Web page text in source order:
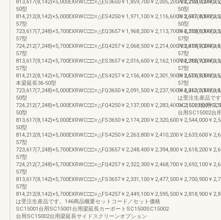
813,617(8,142)×5,000EXRWC□□○△ES3650￥1,859,700￥2,005,200￥2,230,000￥
50型
814,212(8,142)×5,000EXRWC□□○△ES4250￥1,971,100￥2,116,600￥2,341,400￥
57型
723,617(7,248)×5,700EXRWC□□○△EQ3657￥1,968,200￥2,113,700￥2,338,500￥
57型
724,212(7,248)×5,700EXRWC□□○△EQ4257￥2,068,500￥2,214,000￥2,438,800￥
57型
813,617(8,142)×5,700EXRWC□□○△ES3657￥2,016,600￥2,162,100￥2,386,900￥
57型
814,212(8,142)×5,700EXRWC□□○△ES4257￥2,156,400￥2,301,900￥2,526,700￥
本梁延長36-50型
723,617(7,248)×5,000EXRWC□□○△FQ3650￥2,091,500￥2,237,900￥2,461,300￥
50型
724,212(7,248)×5,000EXRWC□□○△FQ4250￥2,137,000￥2,283,400￥2,506,800￥
50型
813,617(8,142)×5,000EXRWC□□○△FS3650￥2,174,200￥2,320,600￥2,544,000￥
50型
814,212(8,142)×5,000EXRWC□□○△FS4250￥2,263,800￥2,410,200￥2,633,600￥
57型
723,617(7,248)×5,700EXRWC□□○△FQ3657￥2,248,400￥2,394,800￥2,618,200￥
57型
724,212(7,248)×5,700EXRWC□□○△FQ4257￥2,322,300￥2,468,700￥2,692,100￥
57型
813,617(8,142)×5,700EXRWC□□○△FS3657￥2,331,100￥2,477,500￥2,700,900￥
57型
814,212(8,142)×5,700EXRWC□□○△FS4257￥2,449,100￥2,595,500￥2,818,900￥
は受注生産品です。146商品概要セットコード／セット価格
SC15001台用SC15001台用梁延長カーポートSC1500SC15002
台用SC15002台用梁延長サイドスクリーンオプション
50型
50型
57型
57型
57型
57型
は受注生産品で
SC15001台用
台用SC15002台